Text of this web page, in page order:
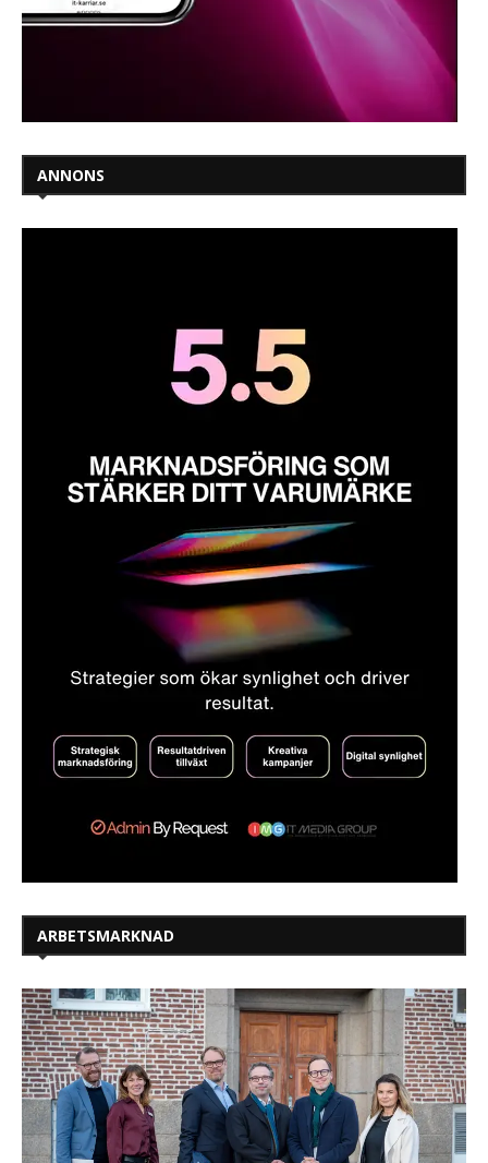
ANNONS
ARBETSMARKNAD